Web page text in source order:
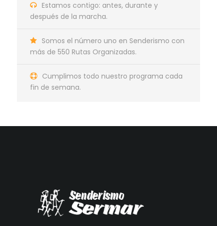
Estamos contigo: antes, durante y
después de la marcha.
Somos el número uno en Senderismo con
más de 550 Rutas Organizadas.
Cumplimos todo nuestro programa cada
fin de semana.